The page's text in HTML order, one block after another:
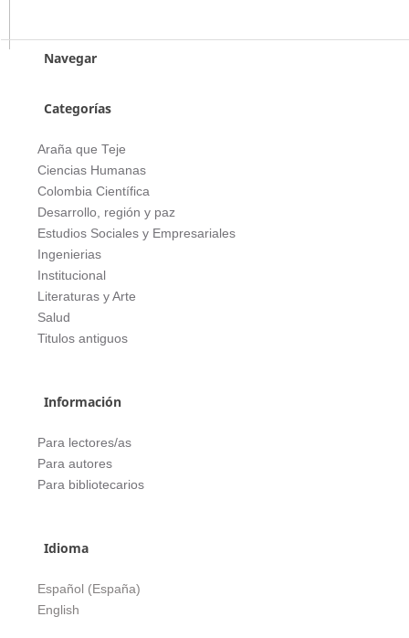
Navegar
Categorías
Araña que Teje
Ciencias Humanas
Colombia Científica
Desarrollo, región y paz
Estudios Sociales y Empresariales
Ingenierias
Institucional
Literaturas y Arte
Salud
Titulos antiguos
Información
Para lectores/as
Para autores
Para bibliotecarios
Idioma
Español (España)
English